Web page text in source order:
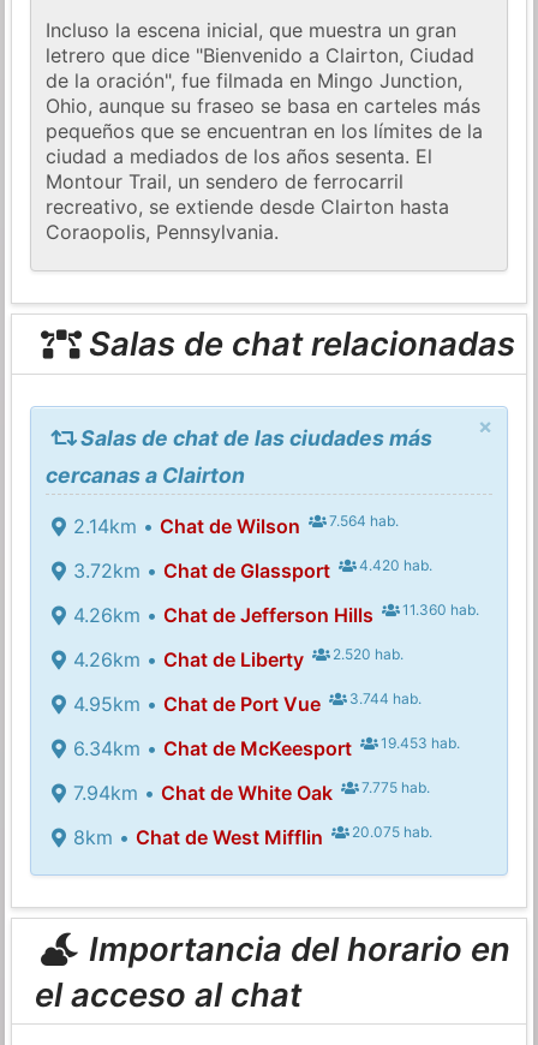
Incluso la escena inicial, que muestra un gran
letrero que dice "Bienvenido a Clairton, Ciudad
de la oración", fue filmada en Mingo Junction,
Ohio, aunque su fraseo se basa en carteles más
pequeños que se encuentran en los límites de la
ciudad a mediados de los años sesenta. El
Montour Trail, un sendero de ferrocarril
recreativo, se extiende desde Clairton hasta
Coraopolis, Pennsylvania.
Salas de chat relacionadas
×
Salas de chat de las ciudades más
cercanas a Clairton
2.14km • Chat de Wilson 7.564 hab.
3.72km • Chat de Glassport 4.420 hab.
4.26km • Chat de Jefferson Hills 11.360 hab.
4.26km • Chat de Liberty 2.520 hab.
4.95km • Chat de Port Vue 3.744 hab.
6.34km • Chat de McKeesport 19.453 hab.
7.94km • Chat de White Oak 7.775 hab.
8km • Chat de West Mifflin 20.075 hab.
Importancia del horario en
el acceso al chat